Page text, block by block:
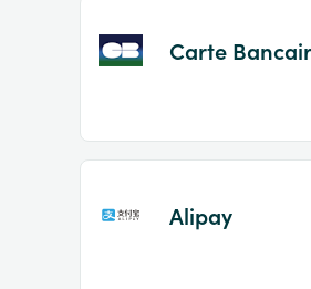
Carte
Alipay